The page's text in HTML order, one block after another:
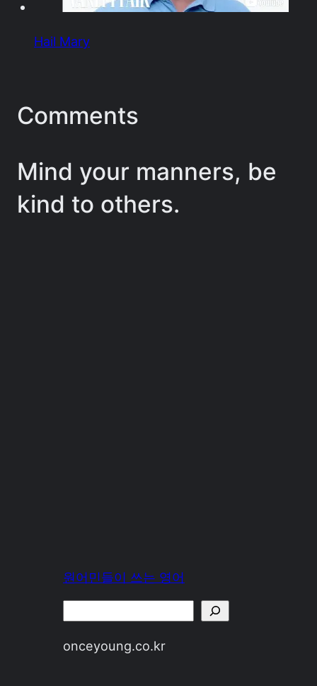
Hail Mary
Comments
Mind your manners, be
kind to others.
원어민들이 쓰는 영어
onceyoung.co.kr